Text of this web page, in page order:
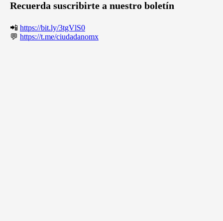
Recuerda suscribirte a nuestro boletín
📲 https://bit.ly/3tgVlS0
💬 https://t.me/ciudadanomx